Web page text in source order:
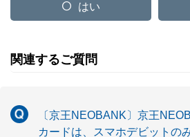
はい
関連するご質問
〔京王NEOBANK〕京王
カードは、スマホデビットの